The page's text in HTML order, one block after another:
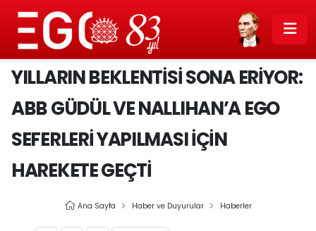
YILLARIN BEKLENTİSİ SONA ERİYOR:
ABB GÜDÜL VE NALLIHAN’A EGO
SEFERLERİ YAPILMASI İÇİN
HAREKETE GEÇTİ
Ana Sayfa Haber ve Duyurular Haberler